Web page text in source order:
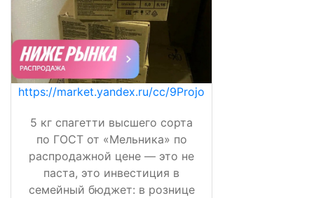
https://market.yandex.ru/cc/9Projo
5 кг спагетти высшего сорта
по ГОСТ от «Мельника» по
распродажной цене — это не
паста, это инвестиция в
семейный бюджет: в рознице